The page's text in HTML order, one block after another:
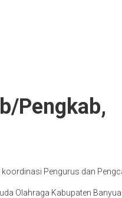
Pengkab,
Pengurus dan
Olahraga Kabupaten